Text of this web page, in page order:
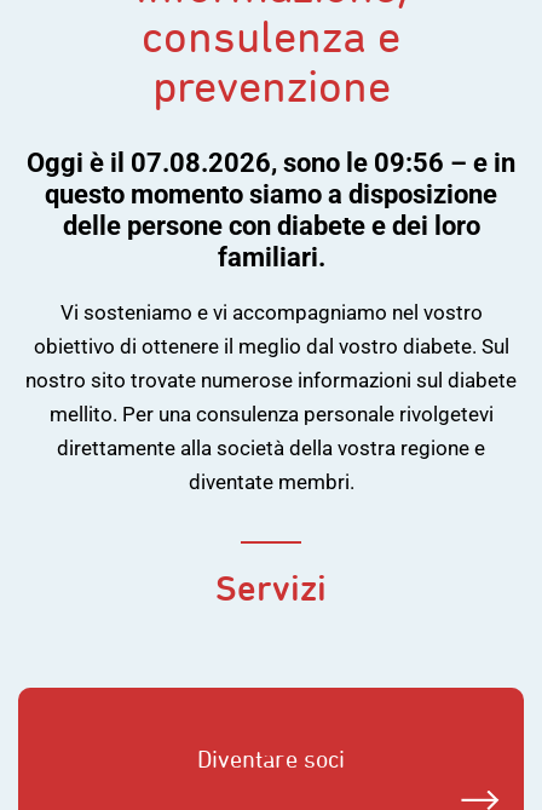
consulenza e
prevenzione
Oggi è il 07.08.2026, sono le 09:56 – e in
questo momento siamo a disposizione
delle persone con diabete e dei loro
familiari.
Vi sosteniamo e vi accompagniamo nel vostro
obiettivo di ottenere il meglio dal vostro diabete. Sul
nostro sito trovate numerose informazioni sul diabete
mellito. Per una consulenza personale rivolgetevi
direttamente alla società della vostra regione e
diventate membri.
Servizi
Diventare soci